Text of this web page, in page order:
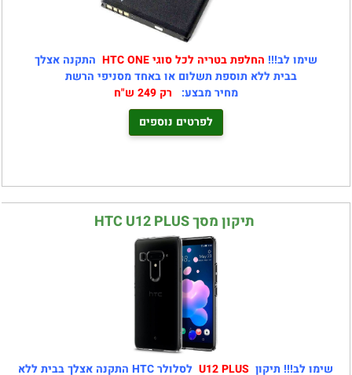
שימו לב!!! החלפת בטריה לכל סוגי HTC ONE
התקנה אצלך
בבית ללא תוספת תשלום או באחד מסניפי הרשת
מחיר מבצע: רק 249 ש"ח
לפרטים נוספים
תיקון מסך HTC U12 PLUS
שימו לב!!! תיקון
לסלולר HTC התקנה אצלך בבית ללא